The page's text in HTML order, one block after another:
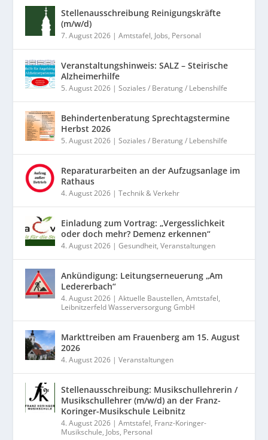
Stellenausschreibung Reinigungskräfte
(m/w/d)
7. August 2026 |Amtstafel, Jobs, Personal
Veranstaltungshinweis: SALZ – Steirische
Alzheimerhilfe
5. August 2026 |Soziales / Beratung / Lebenshilfe
Behindertenberatung Sprechtagstermine
Herbst 2026
5. August 2026 |Soziales / Beratung / Lebenshilfe
Reparaturarbeiten an der Aufzugsanlage im
Rathaus
4. August 2026 |Technik & Verkehr
Einladung zum Vortrag: „Vergesslichkeit
oder doch mehr? Demenz erkennen“
4. August 2026 |Gesundheit,Veranstaltungen
Ankündigung: Leitungserneuerung „Am
Ledererbach“
4. August 2026 |Aktuelle Baustellen,Amtstafel,
Leibnitzerfeld Wasserversorgung GmbH
Markttreiben am Frauenberg am 15. August
2026
4. August 2026 |Veranstaltungen
Stellenausschreibung: Musikschullehrerin /
Musikschullehrer (m/w/d) an der Franz-
Koringer-Musikschule Leibnitz
4. August 2026 |Amtstafel, Franz-Koringer-
Musikschule, Jobs, Personal